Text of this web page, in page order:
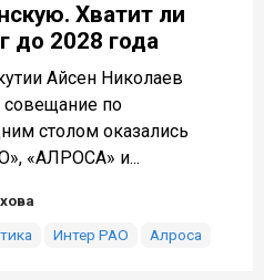
Хватит ли
до 2028 года
Айсен Николаев
по
столом оказались
«АЛРОСА» и...
Интер РАО Алроса